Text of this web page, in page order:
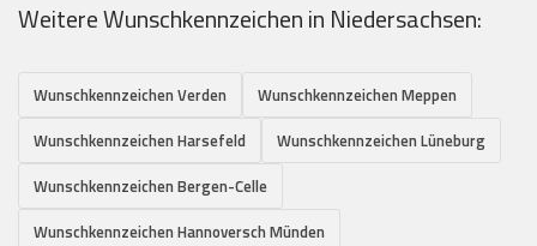
Weitere Wunschkennzeichen in Niedersachsen:
Wunschkennzeichen Verden
Wunschkennzeichen Meppen
Wunschkennzeichen Harsefeld
Wunschkennzeichen Lüneburg
Wunschkennzeichen Bergen-Celle
Wunschkennzeichen Hannoversch Münden